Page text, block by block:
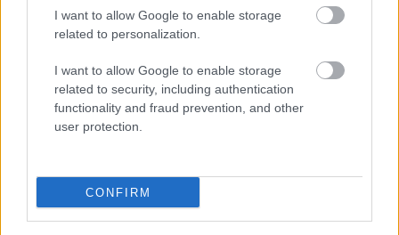
I want to allow Google to enable storage
related to personalization.
I want to allow Google to enable storage
related to security, including authentication
functionality and fraud prevention, and other
user protection.
CONFIRM
Transzparencia és hatékonyság